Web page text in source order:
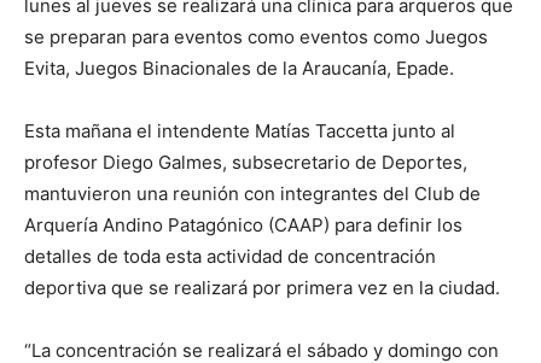
lunes al jueves se realizará una clínica para arqueros que
se preparan para eventos como eventos como Juegos
Evita, Juegos Binacionales de la Araucanía, Epade.
Esta mañana el intendente Matías Taccetta junto al
profesor Diego Galmes, subsecretario de Deportes,
mantuvieron una reunión con integrantes del Club de
Arquería Andino Patagónico (CAAP) para definir los
detalles de toda esta actividad de concentración
deportiva que se realizará por primera vez en la ciudad.
“La concentración se realizará el sábado y domingo con